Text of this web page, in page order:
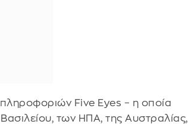
Five Eyes – η οποία
των ΗΠΑ, της Αυστραλίας,